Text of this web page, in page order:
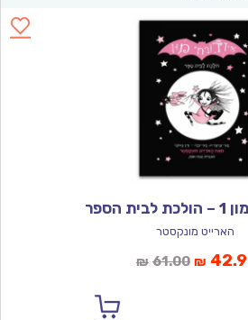
הספר
הארייט מונקסטר
₪ 61.00המחיר
₪